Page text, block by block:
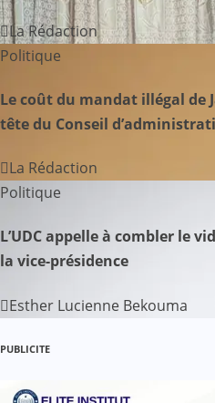
i
o
n
d
e
’
r
La Rédaction
Politique
Le coût du mandat illégal de
tête du Conseil
La Rédaction
Politique
L’UDC appelle à combler le
la vice-présidence
Esther Lucienne Bekouma
PUBLICITE